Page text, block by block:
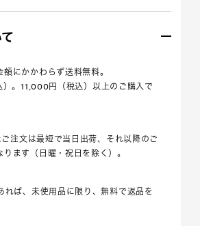
にかかわらず送料無料。
。11,000円（税込）以上のご購入で
注文は最短で当日出荷、それ以降のご
ます（日曜・祝日を除く）。
れば、未使用品に限り、無料で返品を